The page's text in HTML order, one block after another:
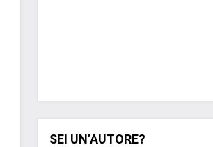
SEI UN’AUTORE?